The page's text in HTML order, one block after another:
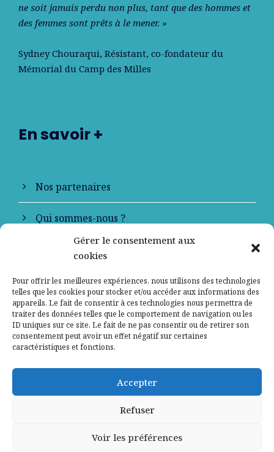
Gérer le consentement aux
cookies
Pour offrir les meilleures expériences, nous utilisons des technologies
telles que les cookies pour stocker et/ou accéder aux informations des
appareils. Le fait de consentir à ces technologies nous permettra de
traiter des données telles que le comportement de navigation ou les
ID uniques sur ce site. Le fait de ne pas consentir ou de retirer son
consentement peut avoir un effet négatif sur certaines
caractéristiques et fonctions.
Accepter
Refuser
Voir les préférences
ne soit jamais perdu non plus, tant que des hommes et
des femmes sont prêts à le mener. »
Sydney Chouraqui, Résistant, co-fondateur du
Mémorial du Camp des Milles
En savoir +
Nos partenaires
Qui sommes-nous ?
Contactez-nous
Mentions légales
Politique de confidentialité